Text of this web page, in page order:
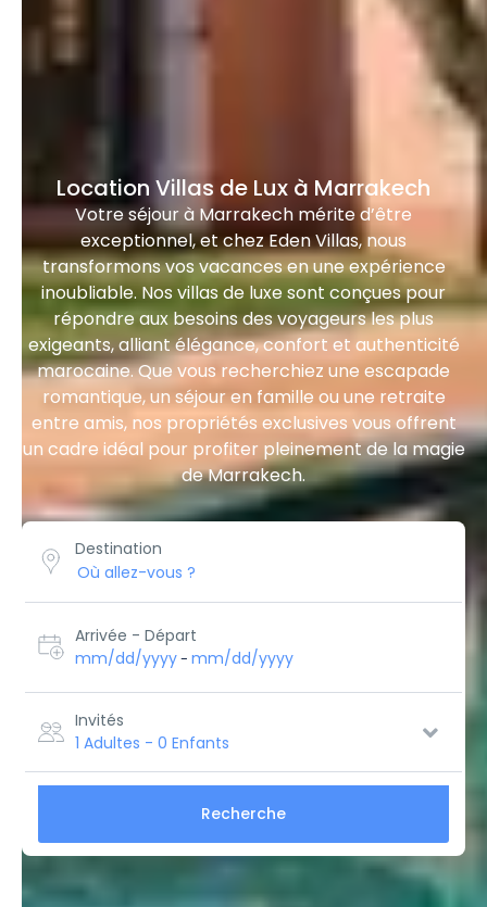
Location Villas de Lux à Marrakech
Votre séjour à Marrakech mérite d’être
exceptionnel, et chez Eden Villas, nous
transformons vos vacances en une expérience
inoubliable. Nos villas de luxe sont conçues pour
répondre aux besoins des voyageurs les plus
exigeants, alliant élégance, confort et authenticité
marocaine. Que vous recherchiez une escapade
romantique, un séjour en famille ou une retraite
entre amis, nos propriétés exclusives vous offrent
un cadre idéal pour profiter pleinement de la magie
de Marrakech.
Destination
Arrivée - Départ
mm/dd/yyyy- mm/dd/yyyy
Invités
1 Adultes - 0 Enfants
Recherche